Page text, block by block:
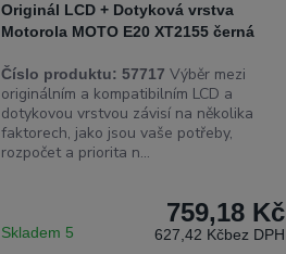
Originál LCD + Dotyková vrstva
Motorola MOTO E20 XT2155 černá
Číslo produktu: 57717 Výběr mezi
originálním a kompatibilním LCD a
dotykovou vrstvou závisí na několika
faktorech, jako jsou vaše potřeby,
rozpočet a priorita n...
759,18 Kč
627,42 Kčbez DPH
Skladem 5